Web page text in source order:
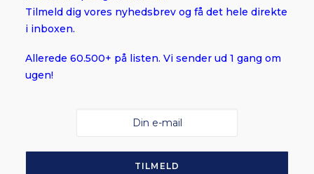
Tilmeld dig vores nyhedsbrev og få det hele direkte
i inboxen.
Allerede 60.500+ på listen. Vi sender ud 1 gang om
ugen!